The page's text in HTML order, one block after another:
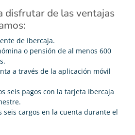
disfrutar de las ventajas
de Ibercaja.
o pensión de al menos 600
a través de la aplicación móvil
seis pagos con la tarjeta Ibercaja
seis cargos en la cuenta durante el